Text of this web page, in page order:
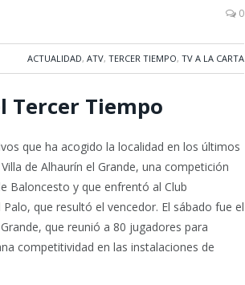
0
ACTUALIDAD, ATV, TERCER TIEMPO, TV A LA CARTA
Tercer Tiempo
que ha acogido la localidad en los últimos
de Alhaurín el Grande, una competición
Baloncesto y que enfrentó al Club
que resultó el vencedor. El sábado fue el
que reunió a 80 jugadores para
competitividad en las instalaciones de